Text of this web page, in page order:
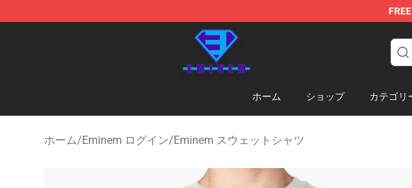
FREE
Eminem Store - Official Eminem Merchandise Shop
ホーム ショップ カテゴリ
ホーム/Eminem ログイン/Eminem スウェットシャツ